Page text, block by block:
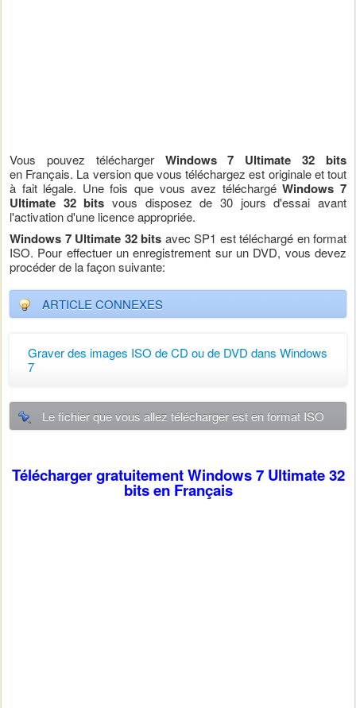
Vous pouvez télécharger Windows 7 Ultimate 32 bits
en Français. La version que vous téléchargez est originale et tout
à fait légale. Une fois que vous avez téléchargéWindows 7
Ultimate 32 bits vous disposez de 30 jours d'essai avant
l'activation d'une licence appropriée.
Windows 7 Ultimate 32 bits avec SP1 est téléchargé en format
ISO. Pour effectuer un enregistrement sur un DVD, vous devez
procéder de la façon suivante:
ARTICLE CONNEXES
Graver des images ISO de CD ou de DVD dans Windows
7
Le fichier que vous allez télécharger est en format ISO
Télécharger gratuitement Windows 7 Ultimate32
bits en Français